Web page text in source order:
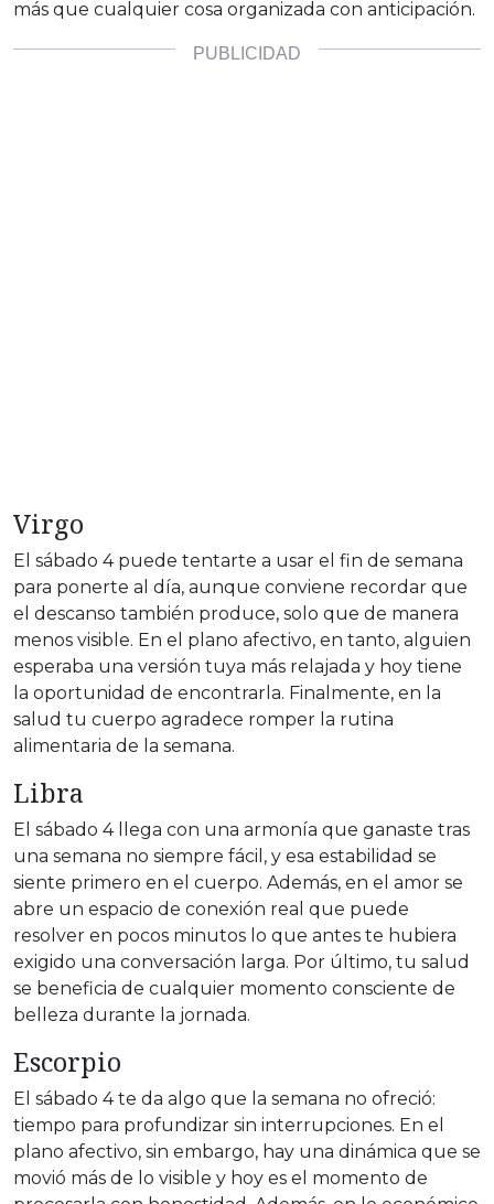
más que cualquier cosa organizada con anticipación.
Virgo
El sábado 4 puede tentarte a usar el fin de semana
para ponerte al día, aunque conviene recordar que
el descanso también produce, solo que de manera
menos visible. En el plano afectivo, en tanto, alguien
esperaba una versión tuya más relajada y hoy tiene
la oportunidad de encontrarla. Finalmente, en la
salud tu cuerpo agradece romper la rutina
alimentaria de la semana.
Libra
El sábado 4 llega con una armonía que ganaste tras
una semana no siempre fácil, y esa estabilidad se
siente primero en el cuerpo. Además, en el amor se
abre un espacio de conexión real que puede
resolver en pocos minutos lo que antes te hubiera
exigido una conversación larga. Por último, tu salud
se beneficia de cualquier momento consciente de
belleza durante la jornada.
Escorpio
El sábado 4 te da algo que la semana no ofreció:
tiempo para profundizar sin interrupciones. En el
plano afectivo, sin embargo, hay una dinámica que se
movió más de lo visible y hoy es el momento de